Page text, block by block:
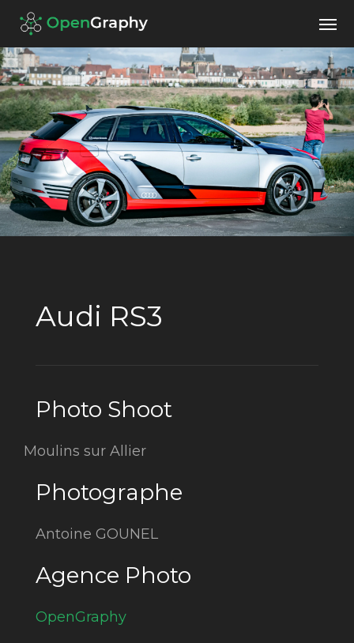
Audi RS3
Photo Shoot
Moulins sur Allier
Photographe
Antoine GOUNEL
Agence Photo
OpenGraphy